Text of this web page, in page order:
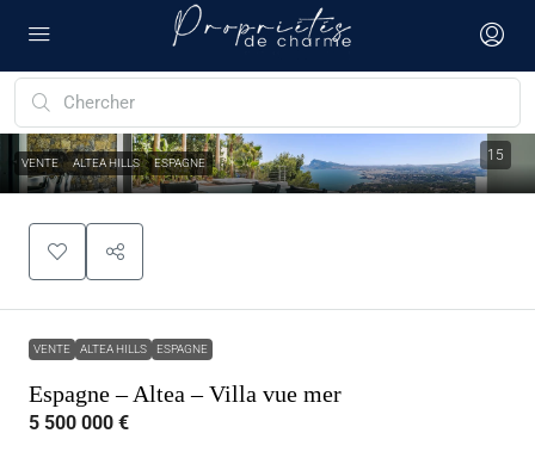
15
VENTE ALTEA HILLS ESPAGNE
VENTE ALTEA HILLS ESPAGNE
Espagne – Altea – Villa vue mer
5 500 000 €